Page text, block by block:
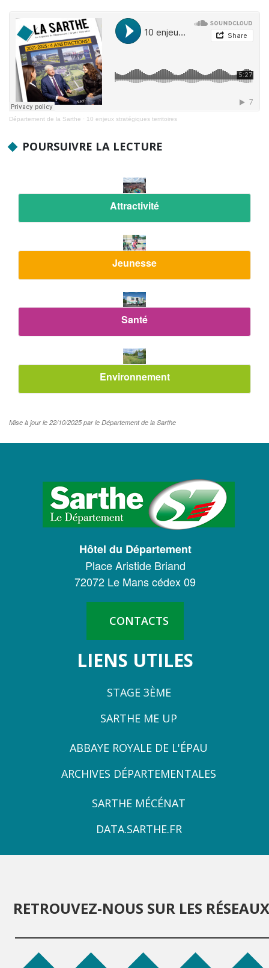
Département de la Sarthe · 10 enjeux stratégiques territoires
POURSUIVRE LA LECTURE
Attractivité
Jeunesse
Santé
Environnement
Mise à jour le 22/10/2025 par le Département de la Sarthe
LOGO
CONSEIL
DÉPARTEMENTAL
SARTHE
Hôtel du Département
Place Aristide Briand
72072 Le Mans cédex 09
CONTACTS
LIENS UTILES
STAGE 3ÈME
SARTHE ME UP
ZONEABBAYE ROYALE DE L'ÉPAU
ARCHIVES DÉPARTEMENTALES
SARTHE MÉCÉNAT
DATA.SARTHE.FR
RETROUVEZ-NOUS SUR LES RÉSEAUX